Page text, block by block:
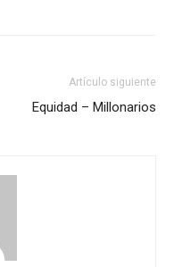
Artículo siguiente
Equidad – Millonarios